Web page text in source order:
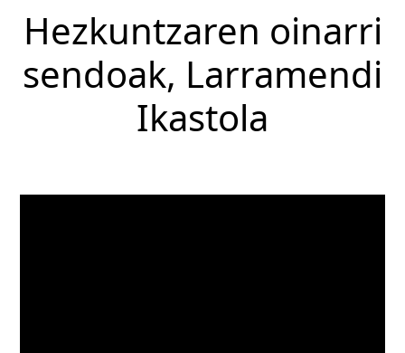
Hezkuntzaren oinarri
sendoak, Larramendi
Ikastola